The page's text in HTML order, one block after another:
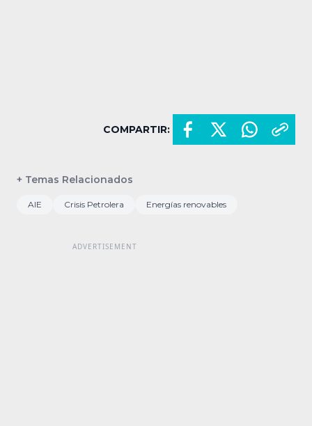
COMPARTIR:
+ Temas Relacionados
AIE Crisis Petrolera Energías renovables